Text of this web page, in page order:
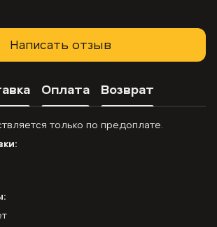
Написать отзыв
Оплата Возврат
только по предоплате.